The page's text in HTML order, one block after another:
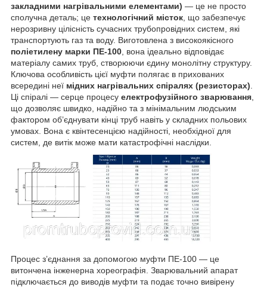
закладними нагрівальними елементами) — це не просто
сполучна деталь; це технологічний місток , що забезпечує
нерозривну цілісність сучасних трубопровідних систем, які
транспортують газ та воду. Виготовлена з високоякісного
поліетилену марки ПЕ-100 , вона ідеально відповідає
матеріалу самих труб, створюючи єдину монолітну структуру.
Ключова особливість цієї муфти полягає в прихованих
всередині неї мідних нагрівальних спіралях (резисторах)
Ці спіралі — серце процесу електрофузійного зварювання
що дозволяє швидко, надійно та з мінімальним людським
фактором об’єднувати кінці труб навіть у складних польових
умовах. Вона є квінтесенцією надійності, необхідної для
систем, де витік може мати катастрофічні наслідки.
Процес з’єднання за допомогою муфти ПЕ-100 — це
витончена інженерна хореографія. Зварювальний апарат
підключається до виводів муфти та подає точно вивірену